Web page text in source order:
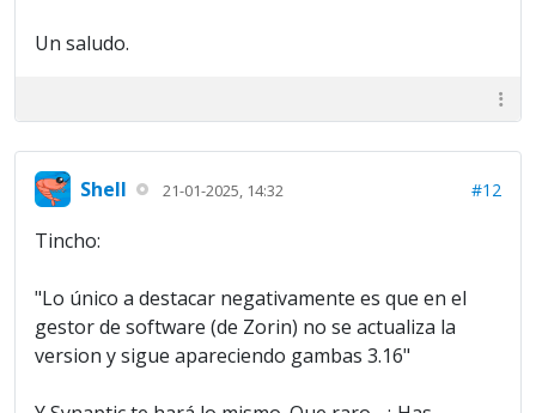
Un saludo.
Shell 21-01-2025, 14:32 #12
Tincho:
"Lo único a destacar negativamente es que en el
gestor de software (de Zorin) no se actualiza la
version y sigue apareciendo gambas 3.16"